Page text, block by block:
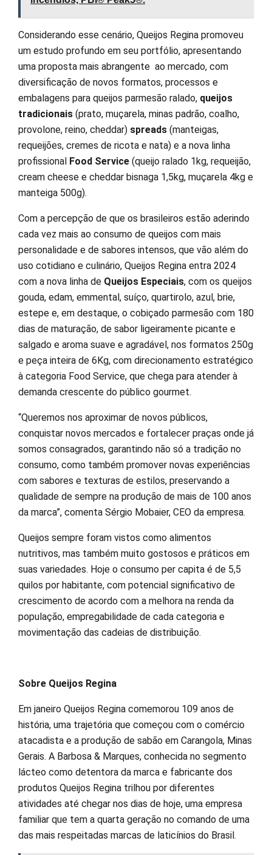
Considerando esse cenário, Queijos Regina promoveu
um estudo profundo em seu portfólio, apresentando
uma proposta mais abrangente ao mercado, com
diversificação de novos formatos, processos e
embalagens para queijos parmesão ralado, queijos
tradicionais (prato, muçarela, minas padrão, coalho,
provolone, reino, cheddar) spreads (manteigas,
requeijões, cremes de ricota e nata) e a nova linha
profissional Food Service (queijo ralado 1kg, requeijão,
cream cheese e cheddar bisnaga 1,5kg, muçarela 4kg e
manteiga 500g).
Com a percepção de que os brasileiros estão aderindo
cada vez mais ao consumo de queijos com mais
personalidade e de sabores intensos, que vão além do
uso cotidiano e culinário, Queijos Regina entra 2024
com a nova linha de Queijos Especiais, com os queijos
gouda, edam, emmental, suíço, quartirolo, azul, brie,
estepe e, em destaque, o cobiçado parmesão com 180
dias de maturação, de sabor ligeiramente picante e
salgado e aroma suave e agradável, nos formatos 250g
e peça inteira de 6Kg, com direcionamento estratégico
à categoria Food Service, que chega para atender à
demanda crescente do público gourmet.
“Queremos nos aproximar de novos públicos,
conquistar novos mercados e fortalecer praças onde já
somos consagrados, garantindo não só a tradição no
consumo, como também promover novas experiências
com sabores e texturas de estilos, preservando a
qualidade de sempre na produção de mais de 100 anos
da marca”, comenta Sérgio Mobaier, CEO da empresa.
Queijos sempre foram vistos como alimentos
nutritivos, mas também muito gostosos e práticos em
suas variedades. Hoje o consumo per capita é de 5,5
quilos por habitante, com potencial significativo de
crescimento de acordo com a melhora na renda da
população, empregabilidade de cada categoria e
movimentação das cadeias de distribuição.
Sobre Queijos Regina
Em janeiro Queijos Regina comemorou 109 anos de
história, uma trajetória que começou com o comércio
atacadista e a produção de sabão em Carangola, Minas
Gerais. A Barbosa & Marques, conhecida no segmento
lácteo como detentora da marca e fabricante dos
produtos Queijos Regina trilhou por diferentes
atividades até chegar nos dias de hoje, uma empresa
familiar que tem a quarta geração no comando de uma
das mais respeitadas marcas de laticínios do Brasil.